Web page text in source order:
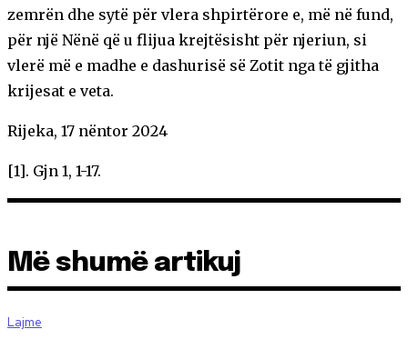
zemrën dhe sytë për vlera shpirtërore e, më në fund,
për një Nënë që u flijua krejtësisht për njeriun, si
vlerë më e madhe e dashurisë së Zotit nga të gjitha
krijesat e veta.
Rijeka, 17 nëntor 2024
[1]. Gjn 1, 1-17.
Më shumë artikuj
Lajme